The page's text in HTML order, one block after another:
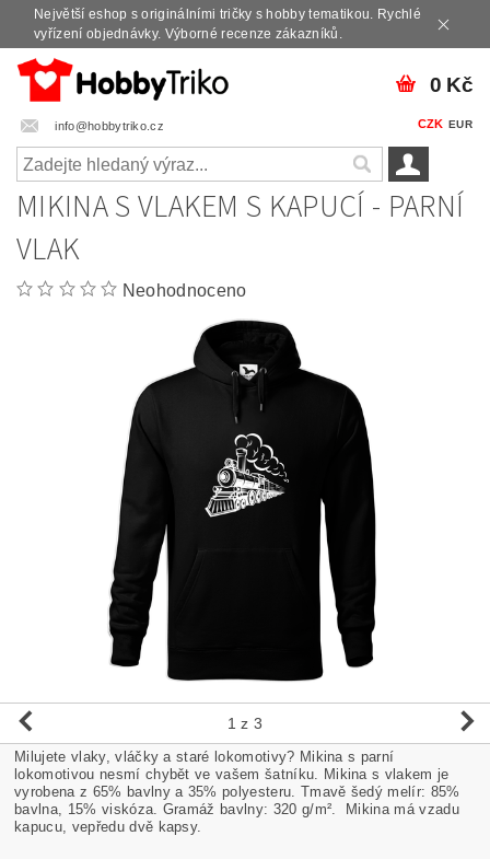
Největší eshop s originálními tričky s hobby tematikou. Rychlé
vyřízení objednávky. Výborné recenze zákazníků.
info@hobbytriko.cz CZK EUR
0 Kč
MIKINA S VLAKEM S KAPUCÍ - PARNÍ
VLAK
Neohodnoceno
1 z 3
Milujete vlaky, vláčky a staré lokomotivy? Mikina s parní
lokomotivou nesmí chybět ve vašem šatníku. Mikina s vlakem je
vyrobena z 65% bavlny a 35% polyesteru. Tmavě šedý melír: 85%
bavlna, 15% viskóza. Gramáž bavlny: 320 g/m². Mikina má vzadu
kapucu, vepředu dvě kapsy.